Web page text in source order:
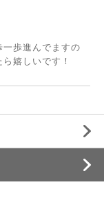
歩進んでますの
嬉しいです！